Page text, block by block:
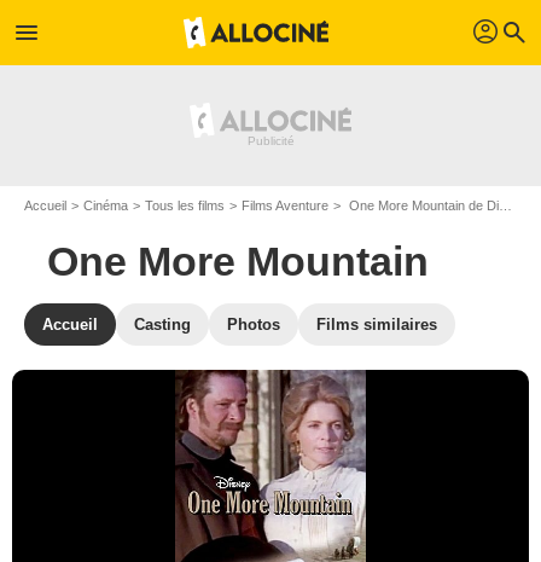
menu profil search
Accueil Cinéma Tous les films Films Aventure One More Mountain de Dick Lowry
One More Mountain
Accueil Casting Photos Films similaires